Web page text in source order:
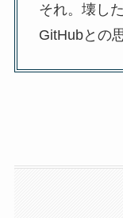
それ。壊し
GitHubとの